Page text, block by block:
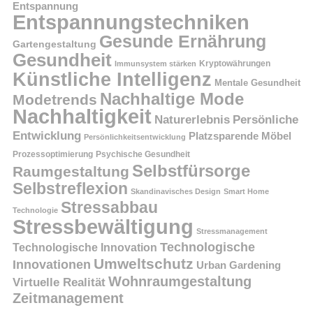
Entspannung
Entspannungstechniken
Gartengestaltung Gesunde Ernährung
Gesundheit Immunsystem stärken Kryptowährungen
Künstliche Intelligenz Mentale Gesundheit
Modetrends Nachhaltige Mode
Nachhaltigkeit Naturerlebnis Persönliche
Entwicklung Persönlichkeitsentwicklung Platzsparende Möbel
Prozessoptimierung Psychische Gesundheit
Raumgestaltung Selbstfürsorge
Selbstreflexion Skandinavisches Design Smart Home
Technologie Stressabbau
Stressbewältigung Stressmanagement
Technologische Innovation Technologische
Innovationen Umweltschutz Urban Gardening
Virtuelle Realität Wohnraumgestaltung
Zeitmanagement